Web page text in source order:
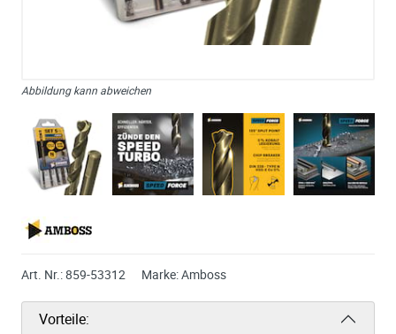
Abbildung kann abweichen
Art. Nr.:859-53312 Marke:Amboss
Vorteile: